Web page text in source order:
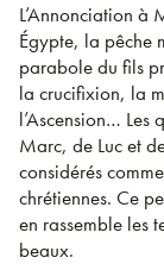
L’Annonciation
Égypte, la pêche
parabole du fils
la crucifixion, la
l’Ascension…
Marc, de Luc et
considérés
chrétiennes. Ce
en rassemble les
beaux.